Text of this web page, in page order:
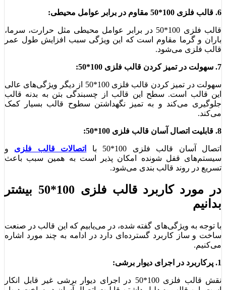
6. قالب فلزی 100*50 مقاوم در برابر عوامل محیطی:
قالب فلزی 100*50 در برابر عوامل محیطی مثل حرارت، سرما،
باران و گرما مقاوم است که این ویژگی سبب افزایش طول عمر
قالب فلزی می‌شود.
7. سهولت در تمیز کردن قالب فلزی 100*50:
سهولت در تمیز کردن قالب فلزی 100*50 از دیگر ویژگی‌های عالی
این قالب است. سطح این قالب از چسبندگی بتن به بدنه قالب
جلوگیری می‌کند و به تمیز نگهداشتن سطوح قالب بسیار کمک
می‌کند.
8. قابلیت اتصال آسان قالب فلزی 100*50:
اتصال آسان قالب فلزی 100*50 با اتصالات قالب فلزی و
سیستم‌های قفل شونده امکان پذیر است به همین سبب باعث
تسریع در روند قالب بندی می‌شود.
در مورد کاربرد قالب فلزی 100*50 بیشتر
بدانیم
با توجه به ویژگی‌های گفته شده، در می‌یابیم که این قالب در صنعت
ساخت و ساز کاربرد گسترده‌ای دارد در ادامه به چند مورد اشاره
می‌کنیم.
1. پرکاربرد در اجرای دیوار برشی:
نقش قالب فلزی 100*50 در اجرای دیوار برشی غیر قابل انکار